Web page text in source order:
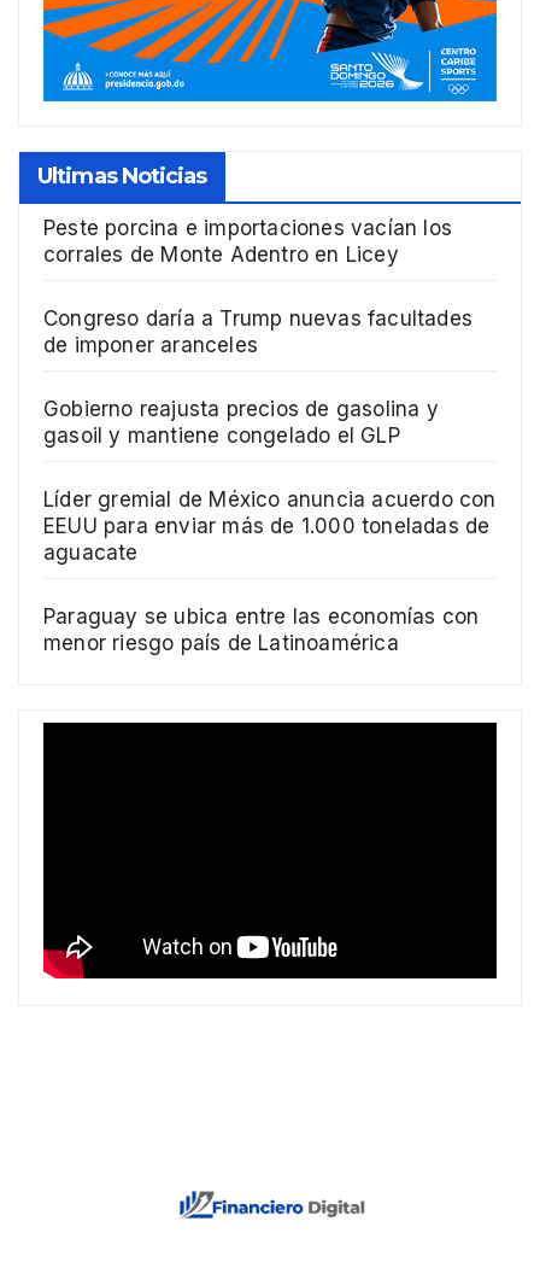
Ultimas Noticias
Peste porcina e importaciones vacían los
corrales de Monte Adentro en Licey
Congreso daría a Trump nuevas facultades
de imponer aranceles
Gobierno reajusta precios de gasolina y
gasoil y mantiene congelado el GLP
Líder gremial de México anuncia acuerdo con
EEUU para enviar más de 1.000 toneladas de
aguacate
Paraguay se ubica entre las economías con
menor riesgo país de Latinoamérica